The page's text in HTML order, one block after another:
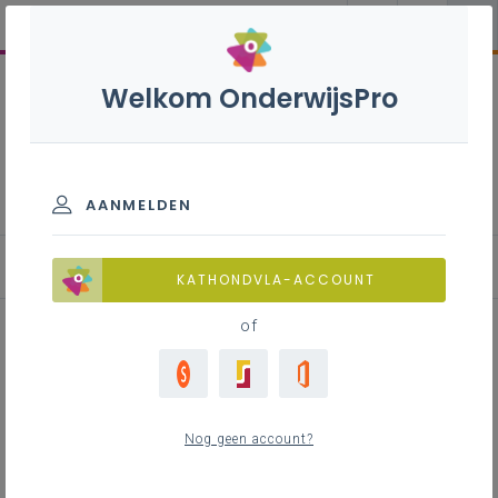
Blog
Bouw verder aan je Europees
Welkom OnderwijsPro
AANMELDEN
KATHONDVLA-ACCOUNT
of
Nog geen account?